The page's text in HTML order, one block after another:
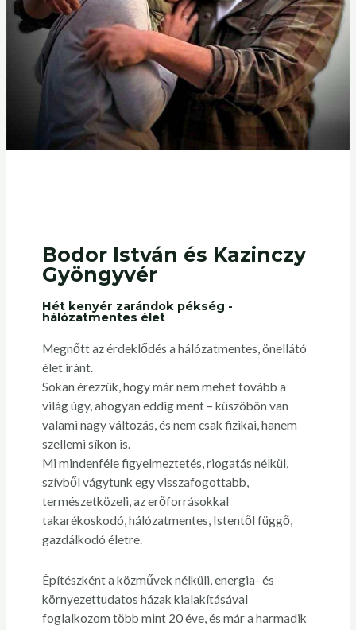
Bodor István és Kazinczy
Gyöngyvér
Hét kenyér zarándok pékség -
hálózatmentes élet
Megnőtt az érdeklődés a hálózatmentes, önellátó
élet iránt.
Sokan érezzük, hogy már nem mehet tovább a
világ úgy, ahogyan eddig ment – küszöbön van
valami nagy változás, és nem csak fizikai, hanem
szellemi síkon is.
Mi mindenféle figyelmeztetés, riogatás nélkül,
szívből vágytunk egy visszafogottabb,
természetközeli, az erőforrásokkal
takarékoskodó, hálózatmentes, Istentől függő,
gazdálkodó életre.
Építészként a közművek nélküli, energia- és
környezettudatos házak kialakításával
foglalkozom több mint 20 éve, és már a harmadik